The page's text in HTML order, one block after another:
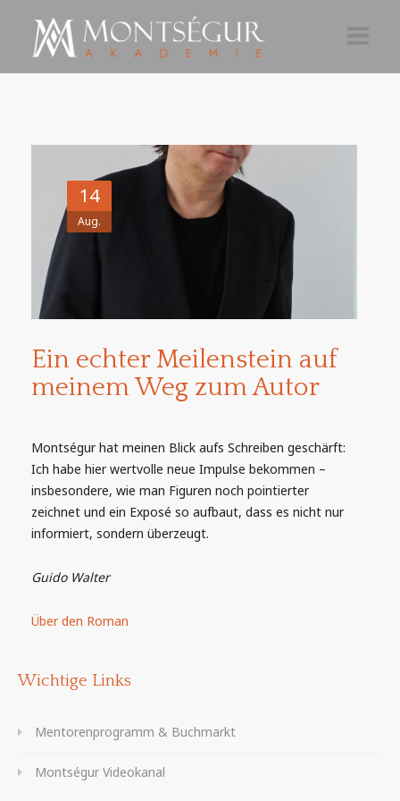
TEILNAHME
NEWSLETTER
14
Aug.
Ein echter Meilenstein auf
meinem Weg zum Autor
Montségur hat meinen Blick aufs Schreiben geschärft:
Ich habe hier wertvolle neue Impulse bekommen –
insbesondere, wie man Figuren noch pointierter
zeichnet und ein Exposé so aufbaut, dass es nicht nur
informiert, sondern überzeugt.
Guido Walter
Über den Roman
Wichtige Links
Mentorenprogramm & Buchmarkt
Montségur Videokanal